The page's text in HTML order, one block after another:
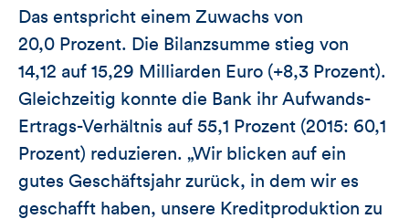
Das entspricht einem Zuwachs von
20,0 Prozent. Die Bilanzsumme stieg von
14,12 auf 15,29 Milliarden Euro (+8,3 Prozent).
Gleichzeitig konnte die Bank ihr Aufwands-
Ertrags-Verhältnis auf 55,1 Prozent (2015: 60,1
Prozent) reduzieren. „Wir blicken auf ein
gutes Geschäftsjahr zurück, in dem wir es
geschafft haben, unsere Kreditproduktion zu